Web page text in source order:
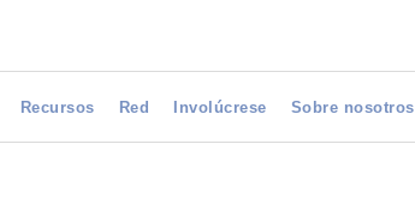
Recursos Red Involúcrese Sobre nosotros